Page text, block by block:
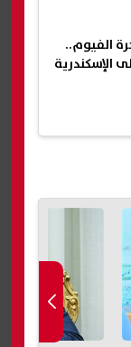
الفيوم..
الإسكندرية